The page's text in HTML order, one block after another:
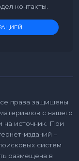
контакты.
права защищены.
с нашего
на источник. При
изданий –
систем
размещена в